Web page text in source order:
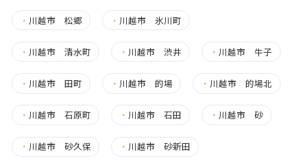
・ 川越市 松郷 ・ 川越市 氷川町
・ 川越市 清水町 ・ 川越市 渋井 ・ 川越市 牛子
・ 川越市 田町 ・ 川越市 的場 ・ 川越市 的場北
・ 川越市 石原町 ・ 川越市 石田 ・ 川越市 砂
・ 川越市 砂久保 ・ 川越市 砂新田